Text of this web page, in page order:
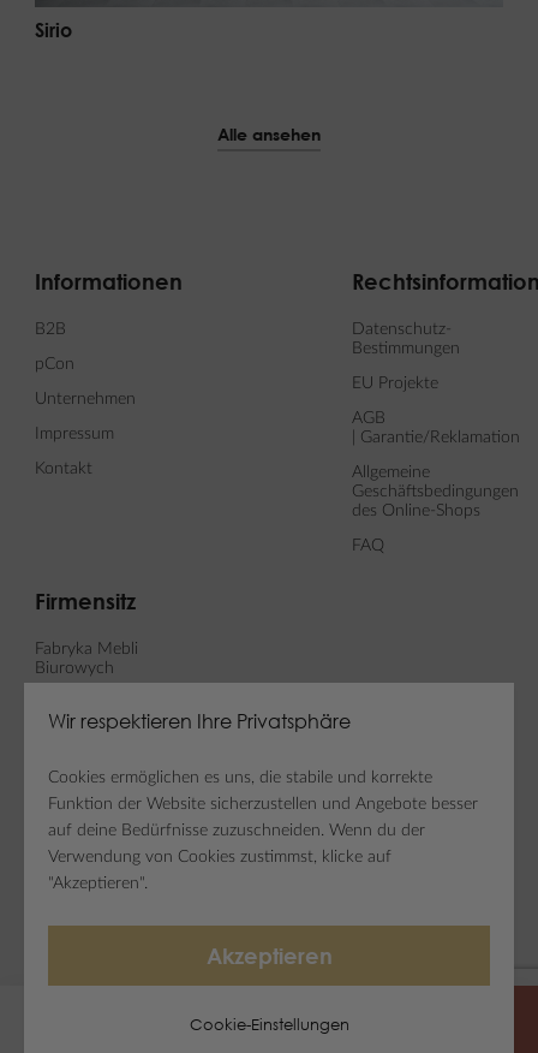
Sirio
Alle ansehen
Informationen
B2B
pCon
Unternehmen
Impressum
Kontakt
Datenschutz-
Bestimmungen
EU Projekte
AGB
| Garantie/Reklamation
Allgemeine
Geschäftsbedingungen
des Online-Shops
FAQ
Firmensitz
Fabryka Mebli
Biurowych
ul. Fabianowska 100
62-052 Komorniki
Newsletter Social Media
Wir respektieren Ihre Privatsphäre
Cookies ermöglichen es uns, die stabile und korrekte
Funktion der Website sicherzustellen und Angebote besser
auf deine Bedürfnisse zuzuschneiden. Wenn du der
Verwendung von Cookies zustimmst, klicke auf
"Akzeptieren".
Akzeptieren
Cookie-Einstellungen